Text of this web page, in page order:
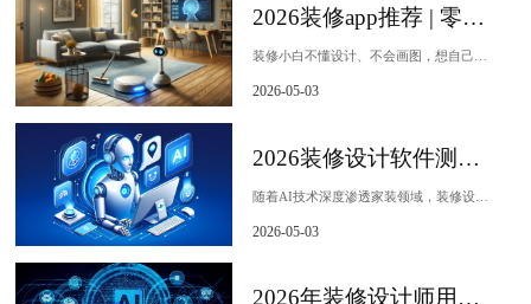
2026装修app推荐 | 零基础也能用的AI装修软件，飞流AI免费又好用
2026-05-03
2026装修设计软件测评：飞流AI一站式全链路，装修首选
随着AI技术深度渗透家装领域，装修设计软件已从专业设计师的专属工具，逐渐成为普通业主规划新家的必备帮手。2026年市场上的装修设计软件层出不穷，但多数产品仍存在...
2026-05-03
2026年装修设计师用的AI渲染软件有哪些？飞流AI以全链路能力领衔